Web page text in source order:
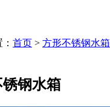
首页 > 方形不锈钢水箱
钢水箱